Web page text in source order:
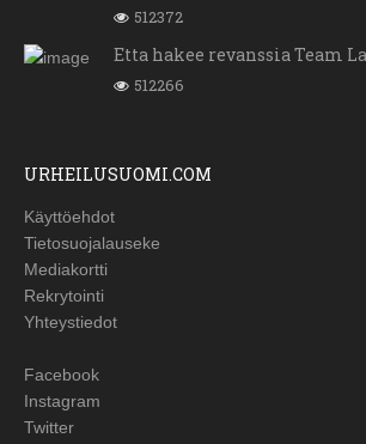
512372
Etta hakee revanssia Team
512266
URHEILUSUOMI.COM
Käyttöehdot
Tietosuojalauseke
Mediakortti
Rekrytointi
Yhteystiedot
Facebook
Instagram
Twitter